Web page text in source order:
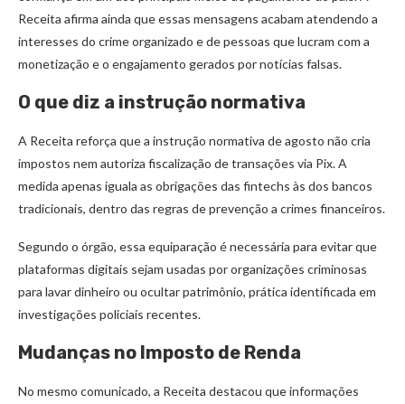
Receita afirma ainda que essas mensagens acabam atendendo a
interesses do crime organizado e de pessoas que lucram com a
monetização e o engajamento gerados por notícias falsas.
O que diz a instrução normativa
A Receita reforça que a instrução normativa de agosto não cria
impostos nem autoriza fiscalização de transações via Pix. A
medida apenas iguala as obrigações das fintechs às dos bancos
tradicionais, dentro das regras de prevenção a crimes financeiros.
Segundo o órgão, essa equiparação é necessária para evitar que
plataformas digitais sejam usadas por organizações criminosas
para lavar dinheiro ou ocultar patrimônio, prática identificada em
investigações policiais recentes.
Mudanças no Imposto de Renda
No mesmo comunicado, a Receita destacou que informações